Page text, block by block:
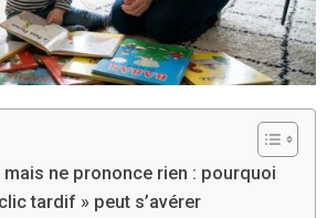
mais ne prononce rien : pourquoi
tardif » peut s’avérer